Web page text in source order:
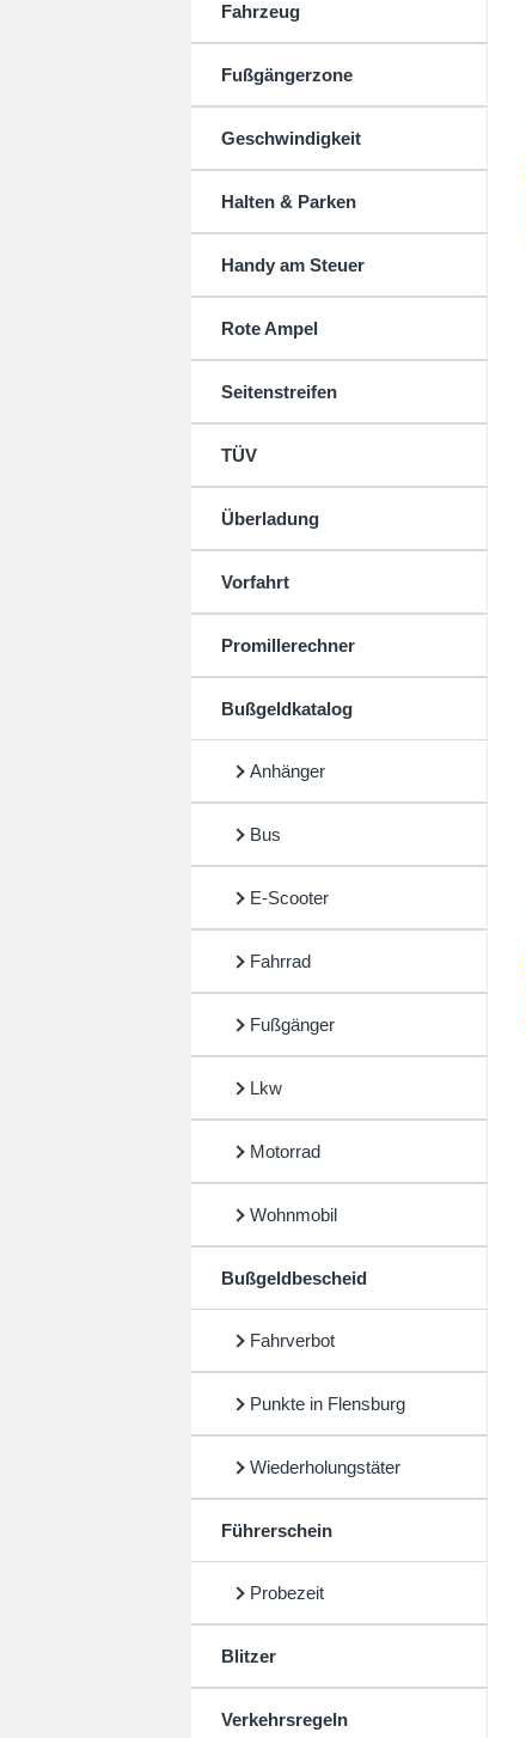
Fahrzeug
Fußgängerzone
Geschwindigkeit
Halten & Parken
Handy am Steuer
Rote Ampel
Seitenstreifen
TÜV
Überladung
Vorfahrt
Promillerechner
Bußgeldkatalog
Anhänger
Bus
E-Scooter
Fahrrad
Fußgänger
Lkw
Motorrad
Wohnmobil
Bußgeldbescheid
Fahrverbot
Punkte in Flensburg
Wiederholungstäter
Führerschein
Probezeit
Blitzer
Verkehrsregeln